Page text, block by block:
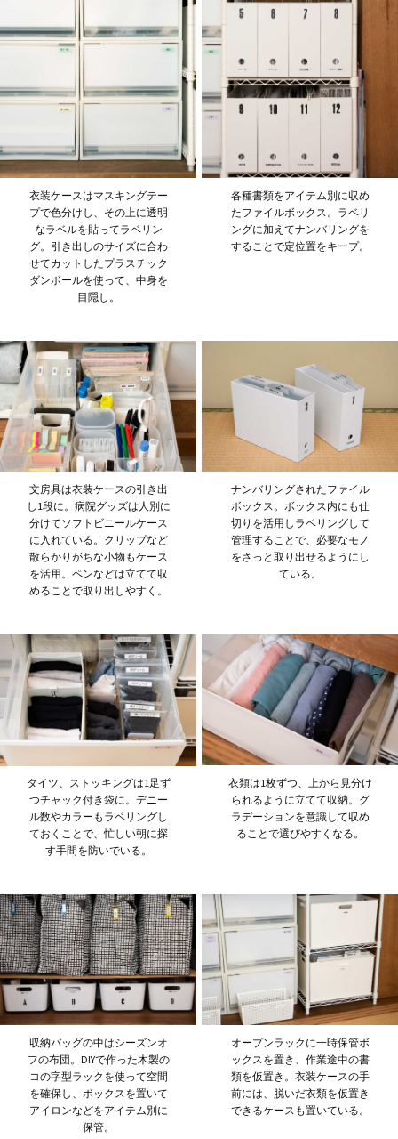
衣装ケースはマスキングテー
プで色分けし、その上に透明
なラベルを貼ってラベリン
グ。引き出しのサイズに合わ
せてカットしたプラスチック
ダンボールを使って、中身を
目隠し。
各種書類をアイテム別に収め
たファイルボックス。ラベリ
ングに加えてナンバリングを
することで定位置をキープ。
文房具は衣装ケースの引き出
し1段に。病院グッズは人別に
分けてソフトビニールケース
に入れている。クリップなど
散らかりがちな小物もケース
を活用。ペンなどは立てて収
めることで取り出しやすく。
ナンバリングされたファイル
ボックス。ボックス内にも仕
切りを活用しラベリングして
管理することで、必要なモノ
をさっと取り出せるようにし
ている。
タイツ、ストッキングは1足ず
つチャック付き袋に。デニー
ル数やカラーもラベリングし
ておくことで、忙しい朝に探
す手間を防いでいる。
衣類は1枚ずつ、上から見分け
られるように立てて収納。グ
ラデーションを意識して収め
ることで選びやすくなる。
収納バッグの中はシーズンオ
フの布団。DIYで作った木製の
コの字型ラックを使って空間
を確保し、ボックスを置いて
アイロンなどをアイテム別に
保管。
オープンラックに一時保管ボ
ックスを置き、作業途中の書
類を仮置き。衣装ケースの手
前には、脱いだ衣類を仮置き
できるケースも置いている。